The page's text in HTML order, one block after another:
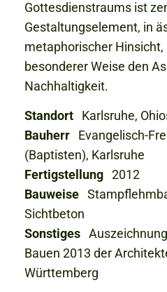
Gottesdienstraums ist
Gestaltungselement, in
metaphorischer
besonderer Weise den
Nachhaltigkeit.
Standort
Karlsruhe,
Bauherr
Evangelisch-
(Baptisten), Karlsruhe
Fertigstellung 2012
Bauweise
Sichtbeton
Sonstiges
Bauen 2013 der
Württemberg